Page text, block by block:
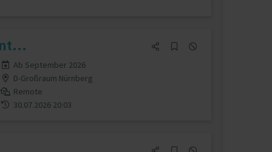
Ab September 2026
D-Großraum Nürnberg
Remote
30.07.2026 20:03